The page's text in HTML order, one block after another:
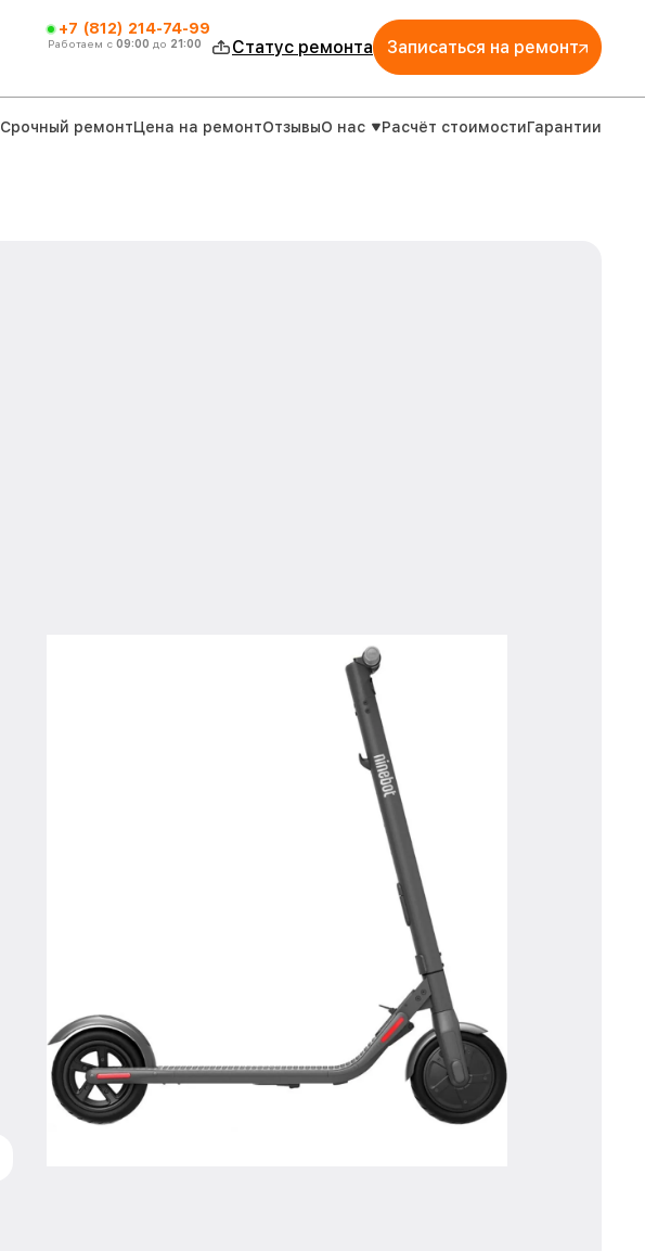
+7 (812) 214-74-99
Работаем с 09:00 до 21:00 Статус ремонта Записаться на ремонт
Срочный ремонтЦена на ремонтОтзывыО нас Расчёт стоимостиГарантии